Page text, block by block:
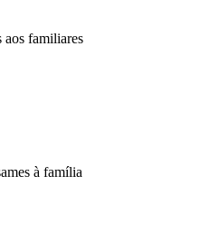
aos familiares
à família